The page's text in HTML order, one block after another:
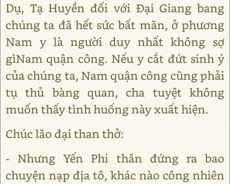
Dụ, Tạ Huyền đối với Đại Giang bang
chúng ta đã hết sức bất mãn, ở phương
Nam y là người duy nhất không sợ
gìNam quận công. Nếu y cắt đứt sinh ý
của chúng ta, Nam quận công cũng phải
tụ thủ bàng quan, cha tuyệt không
muốn thấy tình huống này xuất hiện.
Chúc lão đại than thở:
- Nhưng Yến Phi thân đứng ra bao
chuyện nạp địa tô, khác nào công nhiên